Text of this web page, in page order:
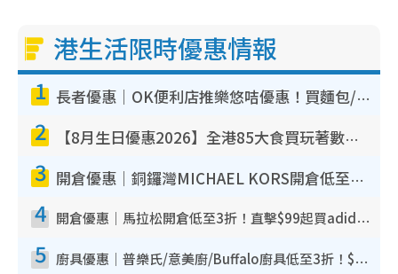
港生活限時優惠情報
1 長者優惠｜OK便利店推樂悠咭優惠！買麵包/牛奶/保健品拍卡即減
2 【8月生日優惠2026】全港85大食買玩著數攻略 自助餐/火鍋放題同行免費＋誠品/DONKI送現金券
3 開倉優惠｜銅鑼灣MICHAEL KORS開倉低至17折！直擊$500起買手袋/銀包/鞋款 必買經典Jet Set系列
4 開倉優惠｜馬拉松開倉低至3折！直擊$99起買adidas／New Balance／Puma鞋款 STANLEY保溫杯劈價至$119起
5 廚具優惠｜普樂氏/意美廚/Buffalo廚具低至3折！$89起買煎鍋／炒鑊／個人鍋 同場小家電激減至$99起